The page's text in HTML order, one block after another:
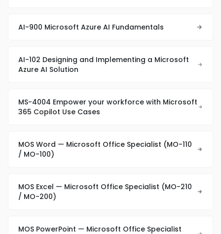
AI-900 Microsoft Azure AI Fundamentals
AI-102 Designing and Implementing a Microsoft
Azure AI Solution
MS-4004 Empower your workforce with Microsoft
365 Copilot Use Cases
MOS Word — Microsoft Office Specialist (MO-110
/ MO-100)
MOS Excel — Microsoft Office Specialist (MO-210
/ MO-200)
MOS PowerPoint — Microsoft Office Specialist